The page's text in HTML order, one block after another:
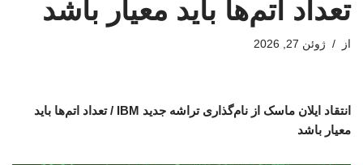
تعداد اتم‌ها باید معیار باشد
از ژوئن 27, 2026
انتقاد ایلان ماسک از نام‌گذاری تراشه جدید IBM / تعداد اتم‌ها باید
معیار باشد